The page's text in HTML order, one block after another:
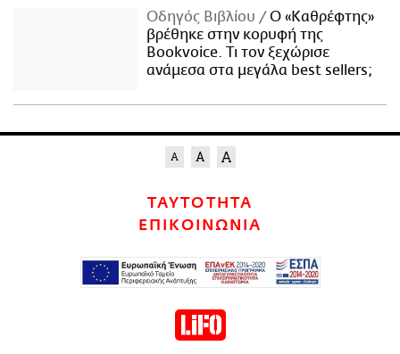
Οδηγός Βιβλίου
Ο «Καθρέφτης»
βρέθηκε στην κορυφή της
Bookvoice. Τι τον ξεχώρισε
ανάμεσα στα μεγάλα best sellers;
ΤΑΥΤΟΤΗΤΑ
ΕΠΙΚΟΙΝΩΝΙΑ